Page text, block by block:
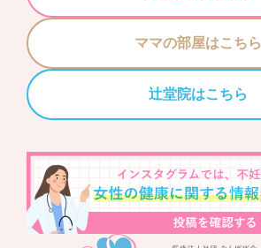
ママの部屋はこちら
辻堂院はこちら